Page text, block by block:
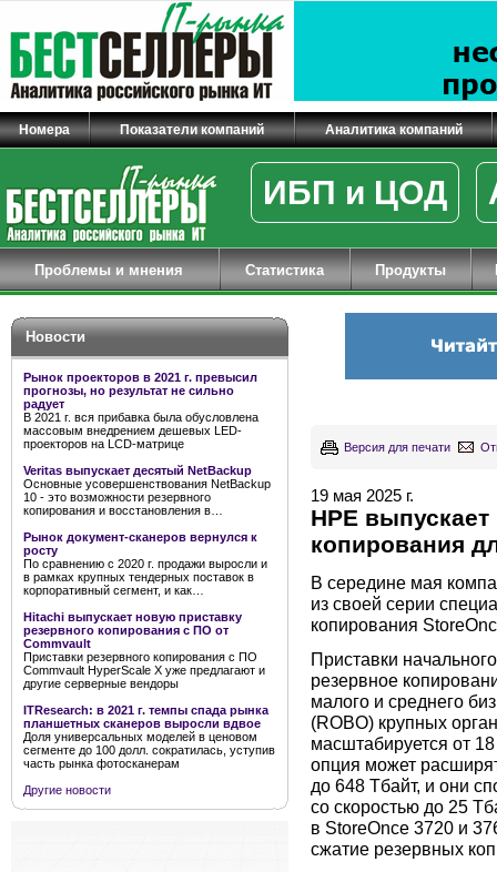
Номера Показатели компаний Аналитика компаний
ИБП и ЦОД
Проблемы и мнения Статистика Продукты
Новости
Рынок проекторов в 2021 г. превысил
прогнозы, но результат не сильно
радует
В 2021 г. вся прибавка была обусловлена
массовым внедрением дешевых LED-
проекторов на LCD-матрице
Veritas выпускает десятый NetBackup
Основные усовершенствования NetBackup
10 - это возможности резервного
копирования и восстановления в…
Рынок документ-сканеров вернулся к
росту
По сравнению с 2020 г. продажи выросли и
в рамках крупных тендерных поставок в
корпоративный сегмент, и как…
Hitachi выпускает новую приставку
резервного копирования с ПО от
Commvault
Приставки резервного копирования с ПО
Commvault HyperScale X уже предлагают и
другие серверные вендоры
ITResearch: в 2021 г. темпы спада рынка
планшетных сканеров выросли вдвое
Доля универсальных моделей в ценовом
сегменте до 100 долл. сократилась, уступив
часть рынка фотосканерам
Другие новости
Версия для печати
19 мая 2025 г.
HPE
копирования
В середине мая
из своей серии
копирования
Приставки
резервное
малого и среднего
(ROBO) крупных
масштабируется от
опция может
до 648 Тбайт, и они
со скоростью до 25
в StoreOnce 3720 и
сжатие резервных